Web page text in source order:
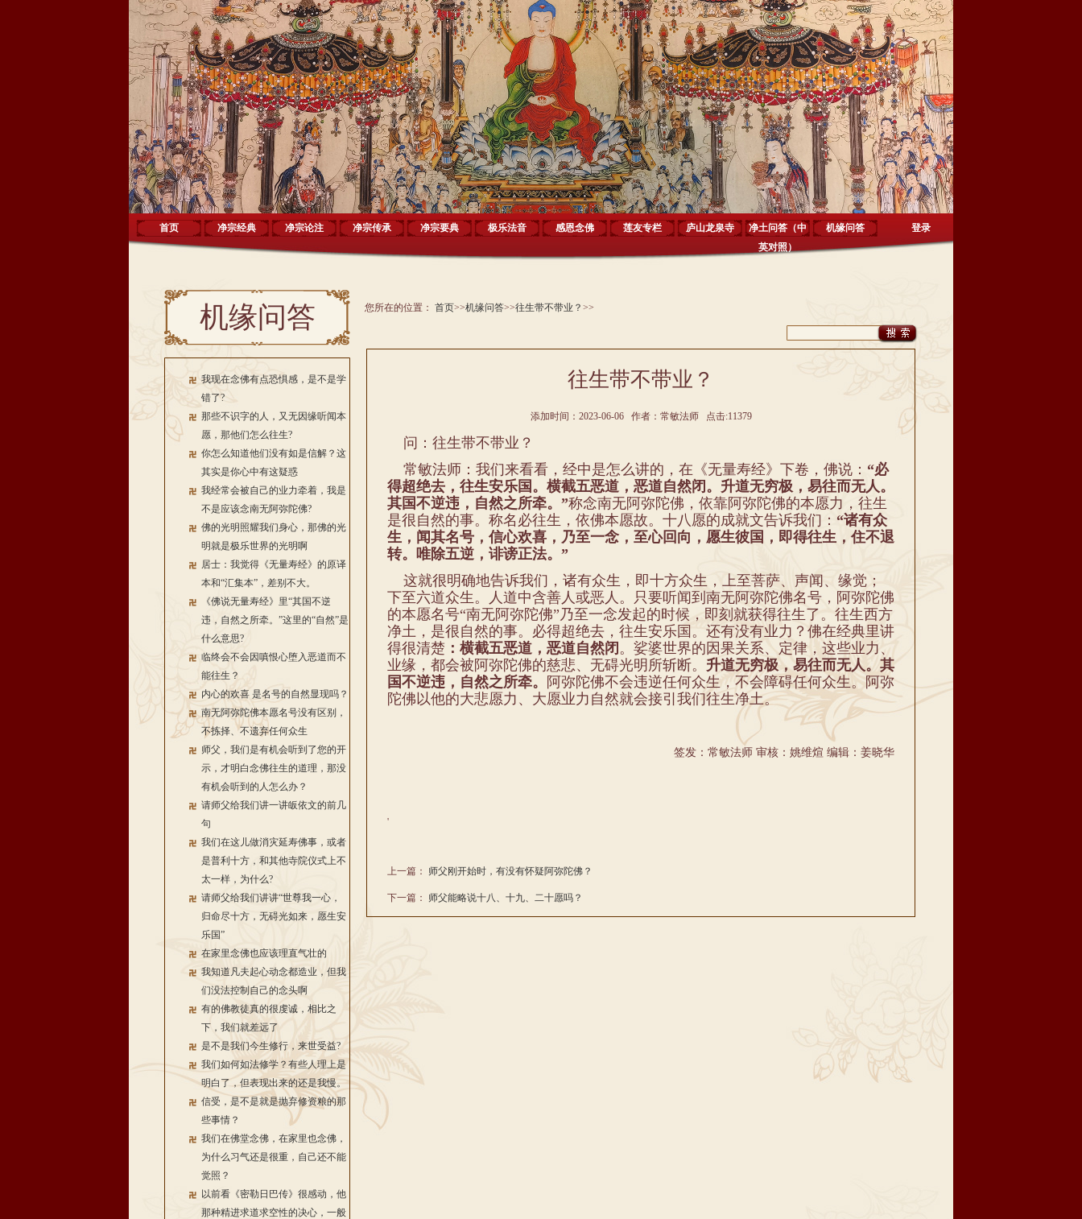
首页 净宗经典 净宗论注 净宗传承 净宗要典 极乐法音 感恩念佛 莲友专栏 庐山龙泉寺
净土问答（中
英对照）
机缘问答 登录
机缘问答
我现在念佛有点恐惧感，是不是学
错了?
那些不识字的人，又无因缘听闻本
愿，那他们怎么往生?
你怎么知道他们没有如是信解？这
其实是你心中有这疑惑
我经常会被自己的业力牵着，我是
不是应该念南无阿弥陀佛?
佛的光明照耀我们身心，那佛的光
明就是极乐世界的光明啊
居士：我觉得《无量寿经》的原译
本和“汇集本”，差别不大。
《佛说无量寿经》里“其国不逆
违，自然之所牵。”这里的“自然”是
什么意思?
临终会不会因嗔恨心堕入恶道而不
能往生？
内心的欢喜 是名号的自然显现吗？
南无阿弥陀佛本愿名号没有区别，
不拣择、不遗弃任何众生
师父，我们是有机会听到了您的开
示，才明白念佛往生的道理，那没
有机会听到的人怎么办？
请师父给我们讲一讲皈依文的前几
句
我们在这儿做消灾延寿佛事，或者
是普利十方，和其他寺院仪式上不
太一样，为什么?
请师父给我们讲讲“世尊我一心，
归命尽十方，无碍光如来，愿生安
乐国”
在家里念佛也应该理直气壮的
我知道凡夫起心动念都造业，但我
们没法控制自己的念头啊
有的佛教徒真的很虔诚，相比之
下，我们就差远了
是不是我们今生修行，来世受益?
我们如何如法修学？有些人理上是
明白了，但表现出来的还是我慢。
信受，是不是就是抛弃修资粮的那
些事情？
我们在佛堂念佛，在家里也念佛，
为什么习气还是很重，自己还不能
觉照？
以前看《密勒日巴传》很感动，他
那种精进求道求空性的决心，一般
您所在的位置： 首页>>机缘问答>>往生带不带业？ >>
往生带不带业？
添加时间：2023-06-06 作者：常敏法师 点击:11379
问：往生带不带业？
常敏法师：我们来看看，经中是怎么讲的，在《无量寿经》下卷，佛说： “必
得超绝去，往生安乐国。横截五恶道，恶道自然闭。升道无穷极，易往而无人。
其国不逆违，自然之所牵。”称念南无阿弥陀佛，依靠阿弥陀佛的本愿力，往生
是很自然的事。称名必往生，依佛本愿故。十八愿的成就文告诉我们： “诸有众
生，闻其名号，信心欢喜，乃至一念，至心回向，愿生彼国，即得往生，住不退
转。唯除五逆，诽谤正法。”
这就很明确地告诉我们，诸有众生，即十方众生，上至菩萨、声闻、缘觉；
下至六道众生。人道中含善人或恶人。只要听闻到南无阿弥陀佛名号，阿弥陀佛
的本愿名号“南无阿弥陀佛”乃至一念发起的时候，即刻就获得往生了。往生西方
净土，是很自然的事。必得超绝去，往生安乐国。还有没有业力？佛在经典里讲
得很清楚 ：横截五恶道，恶道自然闭 。娑婆世界的因果关系、定律，这些业力、
业缘，都会被阿弥陀佛的慈悲、无碍光明所斩断。 升道无穷极，易往而无人。其
国不逆违，自然之所牵。
阿弥陀佛不会违逆任何众生，不会障碍任何众生。阿弥
陀佛以他的大悲愿力、大愿业力自然就会接引我们往生净土。
签发：常敏法师 审核：姚维煊 编辑：姜晓华
'
上一篇： 师父刚开始时，有没有怀疑阿弥陀佛？
下一篇： 师父能略说十八、十九、二十愿吗？